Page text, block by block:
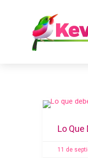
Lo
11 de